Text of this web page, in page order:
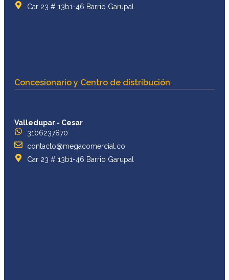
Car 23 # 13b1-46 Barrio Garupal
Concesionario y Centro de distribución
Valledupar - Cesar
3106237870
contacto@megacomercial.co
Car 23 # 13b1-46 Barrio Garupal